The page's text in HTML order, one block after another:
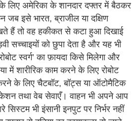
लिए अमेरिका के शानदार दफ्तर में बैठकर
इसे भारत, ब्राजील या दक्षिण
हैं तो वह हकीकत से कटा हुआ दिखाई
सच्चाइयों को छुपा देता है और यह भी
स्वर्ग’ का फ़ायदा किसे मिलेगा और
में शारीरिक काम करने के लिए रोबोट
के लिए चैटबॉट, बॉट्स या ऑटोमैटिक
तथा वेब सेवाएँ। वाहन भी अपने आप
भी इंसानी इनपुट पर निर्भर नहीं